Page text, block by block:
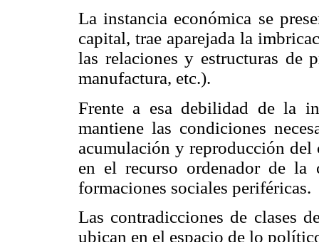
La instancia económica se
capital, trae aparejada la
las relaciones y estructuras de
manufactura, etc.).
Frente a esa debilidad de la
mantiene las condiciones
acumulación y reproducción
en el recurso ordenador de la
formaciones sociales periféricas.
Las contradicciones de clases
ubican en el espacio de lo